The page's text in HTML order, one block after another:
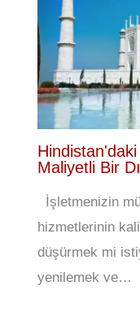
Maliyetli Bir
İşletmenizin
hizmetlerinin
düşürmek mi
yenilemek ve…